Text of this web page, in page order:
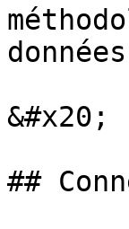
&#x20;
##